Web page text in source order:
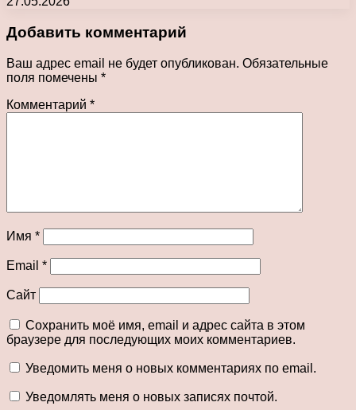
Добавить комментарий
Ваш адрес email не будет опубликован. Обязательные
поля помечены *
Комментарий *
Имя *
Email *
Сайт
Сохранить моё имя, email и адрес сайта в этом
браузере для последующих моих комментариев.
Уведомить меня о новых комментариях по email.
Уведомлять меня о новых записях почтой.